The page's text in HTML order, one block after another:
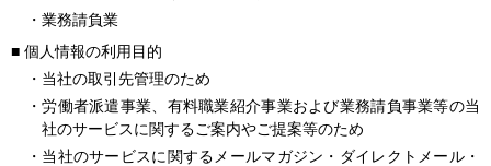
・業務請負業
■ 個人情報の利用目的
・当社の取引先管理のため
・労働者派遣事業、有料職業紹介事業および業務請負事業等の当
社のサービスに関するご案内やご提案等のため
・当社のサービスに関するメールマガジン・ダイレクトメール・